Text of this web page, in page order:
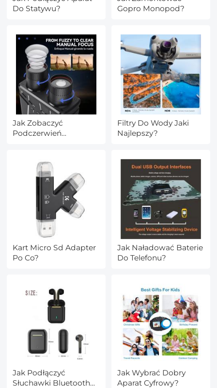
Do Statywu?
Gopro Monopod?
Jak Zobaczyć
Podczerwień
Filtry Do Wody Jaki
Najlepszy?
Kart Micro Sd Adapter
Po Co?
Jak Naładować Baterie
Do Telefonu?
Jak Podłączyć
Słuchawki Bluetooth
Jak Wybrać Dobry
Aparat Cyfrowy?